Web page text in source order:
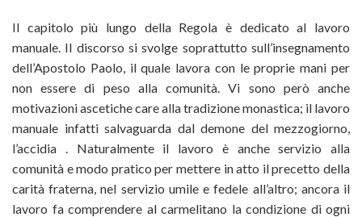
Il capitolo più lungo della Regola è dedicato al lavoro
manuale. Il discorso si svolge soprattutto sull’insegnamento
dell’Apostolo Paolo, il quale lavora con le proprie mani per
non essere di peso alla comunità. Vi sono però anche
motivazioni ascetiche care alla tradizione monastica; il lavoro
manuale infatti salvaguarda dal demone del mezzogiorno,
l’accidia . Naturalmente il lavoro è anche servizio alla
comunità e modo pratico per mettere in atto il precetto della
carità fraterna, nel servizio umile e fedele all’altro; ancora il
lavoro fa comprendere al carmelitano la condizione di ogni